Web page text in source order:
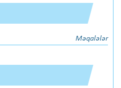
Məqalələr